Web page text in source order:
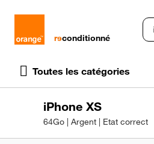
rɘconditionné
Toutes les catégories
iPhone XS
64Go | Argent | Etat correct